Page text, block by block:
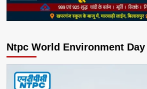
Ntpc World Environment Day